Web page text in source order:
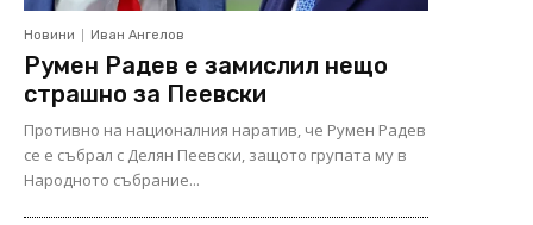
Новини Иван Ангелов
Румен Радев е замислил нещо
страшно за Пеевски
Противно на националния наратив, че Румен Радев
се е събрал с Делян Пеевски, защото групата му в
Народното събрание...